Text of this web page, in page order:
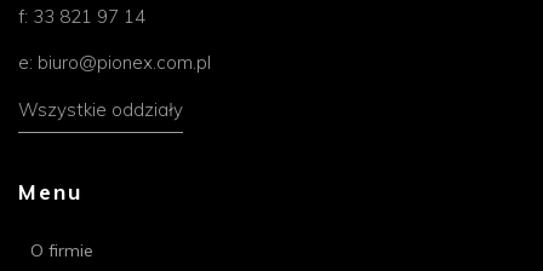
f: 33 821 97 14
e: biuro@pionex.com.pl
Wszystkie oddziały
Menu
O firmie